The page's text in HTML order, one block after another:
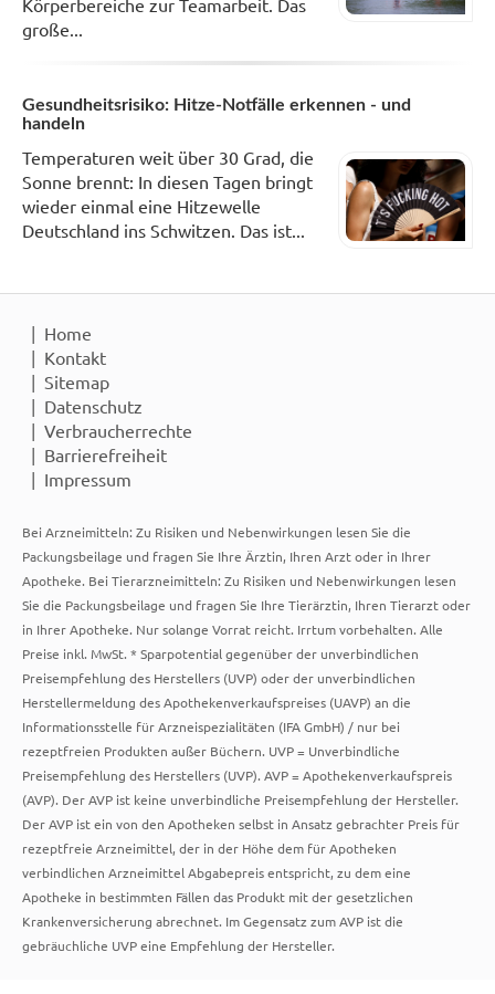
große...
Gesundheitsrisiko: Hitze-Notfälle erkennen - und
handeln
Temperaturen weit über 30 Grad, die
Sonne brennt: In diesen Tagen bringt
wieder einmal eine Hitzewelle
Deutschland ins Schwitzen. Das ist...
Home
Kontakt
Sitemap
Datenschutz
Verbraucherrechte
Barrierefreiheit
Impressum
Bei Arzneimitteln: Zu Risiken und Nebenwirkungen lesen Sie die
Packungsbeilage und fragen Sie Ihre Ärztin, Ihren Arzt oder in Ihrer
Apotheke. Bei Tierarzneimitteln: Zu Risiken und Nebenwirkungen lesen
Sie die Packungsbeilage und fragen Sie Ihre Tierärztin, Ihren Tierarzt oder
in Ihrer Apotheke. Nur solange Vorrat reicht. Irrtum vorbehalten. Alle
Preise inkl. MwSt. * Sparpotential gegenüber der unverbindlichen
Preisempfehlung des Herstellers (UVP) oder der unverbindlichen
Herstellermeldung des Apothekenverkaufspreises (UAVP) an die
Informationsstelle für Arzneispezialitäten (IFA GmbH) / nur bei
rezeptfreien Produkten außer Büchern. UVP = Unverbindliche
Preisempfehlung des Herstellers (UVP). AVP = Apothekenverkaufspreis
(AVP). Der AVP ist keine unverbindliche Preisempfehlung der Hersteller.
Der AVP ist ein von den Apotheken selbst in Ansatz gebrachter Preis für
rezeptfreie Arzneimittel, der in der Höhe dem für Apotheken
verbindlichen Arzneimittel Abgabepreis entspricht, zu dem eine
Apotheke in bestimmten Fällen das Produkt mit der gesetzlichen
Krankenversicherung abrechnet. Im Gegensatz zum AVP ist die
gebräuchliche UVP eine Empfehlung der Hersteller.